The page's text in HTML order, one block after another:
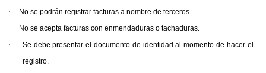
·
No se podrán registrar facturas a nombre de terceros.
·
No se acepta facturas con enmendaduras o tachaduras.
·
Se debe presentar el documento de identidad al momento de hacer el
registro.